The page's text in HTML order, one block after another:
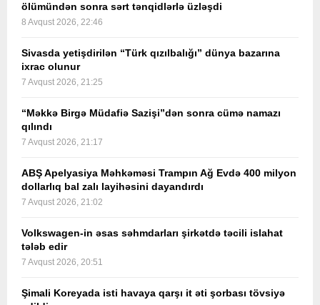
ölümündən sonra sərt tənqidlərlə üzləşdi
8 Avqust 2026, 22:46
Sivasda yetişdirilən “Türk qızılbalığı” dünya bazarına
ixrac olunur
7 Avqust 2026, 21:25
“Məkkə Birgə Müdafiə Sazişi”dən sonra cümə namazı
qılındı
7 Avqust 2026, 21:17
ABŞ Apelyasiya Məhkəməsi Trampın Ağ Evdə 400 milyon
dollarlıq bal zalı layihəsini dayandırdı
7 Avqust 2026, 21:02
Volkswagen-in əsas səhmdarları şirkətdə təcili islahat
tələb edir
7 Avqust 2026, 20:51
Şimali Koreyada isti havaya qarşı it əti şorbası tövsiyə